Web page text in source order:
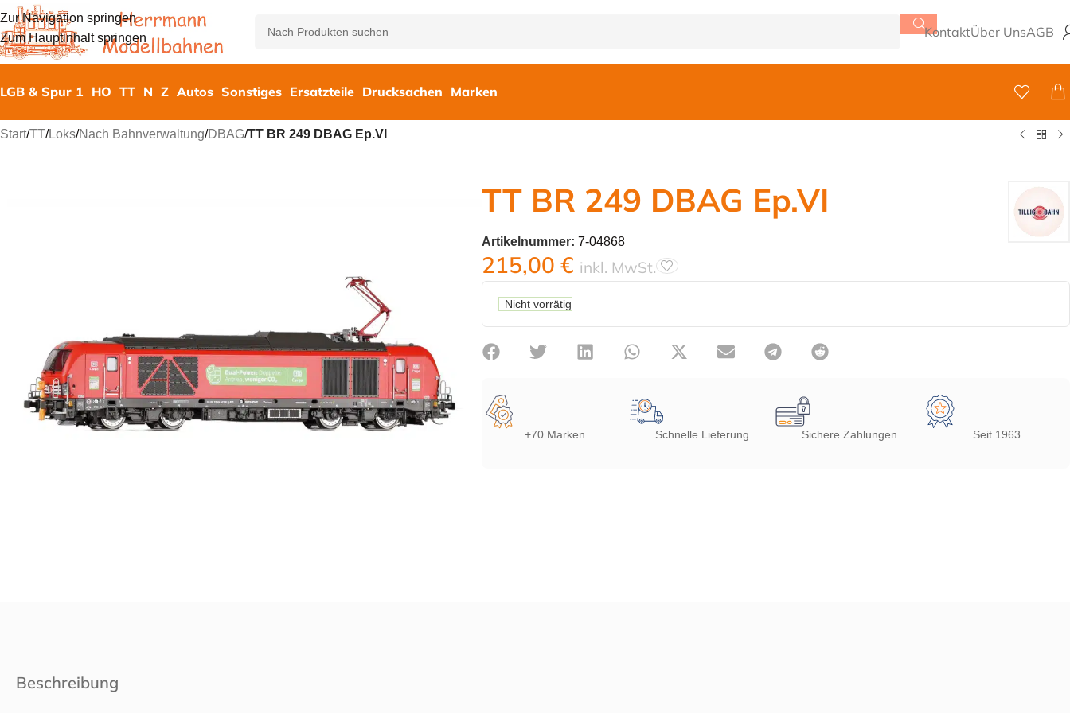
Zur Navigation springen
Zum Hauptinhalt springen
KontaktÜber UnsAGB
LGB & Spur 1 HO TT N Z Autos Sonstiges Ersatzteile Drucksachen Marken
Start/TT/Loks/Nach Bahnverwaltung/DBAG/TT BR 249 DBAG Ep.VI
TT BR 249 DBAG Ep.VI
Artikelnummer: 7-04868
215,00 € inkl. MwSt.
Nicht vorrätig
+70 Marken Schnelle Lieferung Sichere Zahlungen Seit 1963
Beschreibung